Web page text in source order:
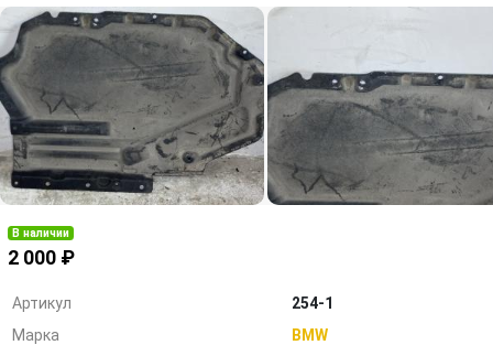
В наличии
2 000 ₽
Артикул
254-1
Марка
BMW